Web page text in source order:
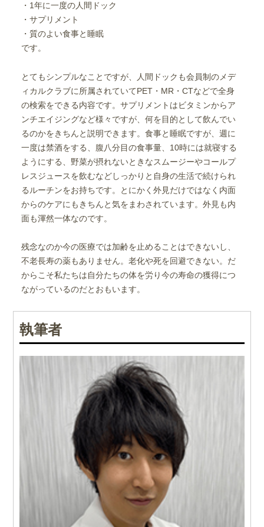
・1年に一度の人間ドック
・サプリメント
・質のよい食事と睡眠
です。
とてもシンプルなことですが、人間ドックも会員制のメデ
ィカルクラブに所属されていてPET・MR・CTなどで全身
の検索をできる内容です。サプリメントはビタミンからア
ンチエイジングなど様々ですが、何を目的として飲んでい
るのかをきちんと説明できます。食事と睡眠ですが、週に
一度は禁酒をする、腹八分目の食事量、10時には就寝する
ようにする、野菜が摂れないときなスムージーやコールプ
レスジュースを飲むなどしっかりと自身の生活で続けられ
るルーチンをお持ちです。とにかく外見だけではなく内面
からのケアにもきちんと気をまわされています。外見も内
面も渾然一体なのです。
残念なのか今の医療では加齢を止めることはできないし、
不老長寿の薬もありません。老化や死を回避できない。だ
からこそ私たちは自分たちの体を労り今の寿命の獲得につ
ながっているのだとおもいます。
執筆者